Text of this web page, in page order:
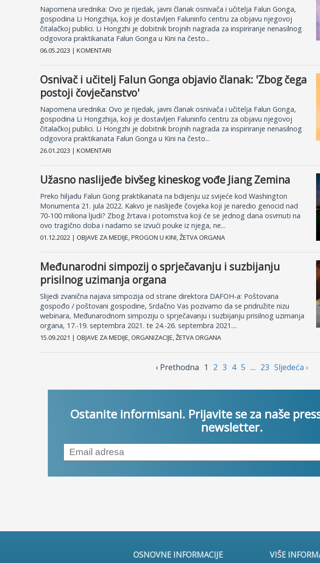
Napomena urednika: Ovo je rijedak, javni članak osnivača i učitelja Falun Gonga,
gospodina Li Hongzhija, koji je dostavljen Faluninfo centru za objavu njegovoj
čitalačkoj publici. Li Hongzhi je dobitnik brojnih nagrada za inspiriranje nenasilnog
odgovora praktikanata Falun Gonga u Kini na često...
06.05.2023 | KOMENTARI
Osnivač i učitelj Falun Gonga objavio članak: 'Zbog čega
postoji čovječanstvo'
Napomena urednika: Ovo je rijedak, javni članak osnivača i učitelja Falun Gonga,
gospodina Li Hongzhija, koji je dostavljen Faluninfo centru za objavu njegovoj
čitalačkoj publici. Li Hongzhi je dobitnik brojnih nagrada za inspiriranje nenasilnog
odgovora praktikanata Falun Gonga u Kini na često...
26.01.2023 | KOMENTARI
Užasno naslijeđe bivšeg kineskog vođe Jiang Zemina
Preko hiljadu Falun Gong praktikanata na bdijenju uz svijeće kod Washington
Monumenta 21. jula 2022. Kakvo je naslijeđe čovjeka koji je naredio genocid nad
70-100 miliona ljudi? Zbog žrtava i potomstva koji će se jednog dana osvrnuti na
ovo tragično doba i nadamo se izvući pouke iz njega, ne...
01.12.2022 | OBJAVE ZA MEDIJE, PROGON U KINI, ŽETVA ORGANA
Međunarodni simpozij o sprječavanju i suzbijanju
prisilnog uzimanja organa
Slijedi zvanična najava simpozija od strane direktora DAFOH-a: Poštovana
gospođo / poštovani gospodine, Srdačno Vas pozivamo da se pridružite nizu
webinara, Međunarodnom simpoziju o sprječavanju i suzbijanju prisilnog uzimanja
organa, 17.-19. septembra 2021. te 24.-26. septembra 2021....
15.09.2021 | OBJAVE ZA MEDIJE, ORGANIZACIJE, ŽETVA ORGANA
‹ Prethodnа 1 2 3 4 5 … 23 Sljedećа ›
Ostanite informisani. Prijavite se za naše
newsletter.
OSNOVNE INFORMACIJE
VIŠE